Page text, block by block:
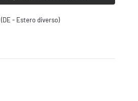
(DE - Estero diverso)